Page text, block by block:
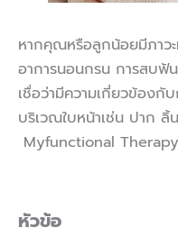
หากคุณหรือลูกน้อยมีภาว
อาการนอนกรน การสบ
เชื่อว่ามีความเกี่ยวข้อง
บริเวณใบหน้าเช่น ปาก ลิ้
Myfunctional
หัวข้อ